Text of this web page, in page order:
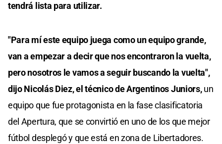
tendrá lista para utilizar.
"Para mí este equipo juega como un equipo grande,
van a empezar a decir que nos encontraron la vuelta,
pero nosotros le vamos a seguir buscando la vuelta",
dijo Nicolás Diez, el técnico de Argentinos Juniors,un
equipo que fue protagonista en la fase clasificatoria
del Apertura, que se convirtió en uno de los que mejor
fútbol desplegó y que está en zona de Libertadores.